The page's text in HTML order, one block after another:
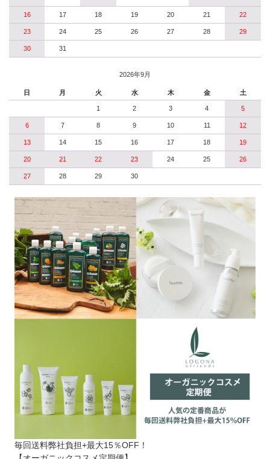
16 17 18 19 20 21 22
23 24 25 26 27 28 29
30 31
2026年9月
日 月 火 水 木 金 土
1 2 3 4 5
6 7 8 9 10 11 12
13 14 15 16 17 18 19
20 21 22 23 24 25 26
27 28 29 30
毎回送料弊社負担+最大15％OFF！